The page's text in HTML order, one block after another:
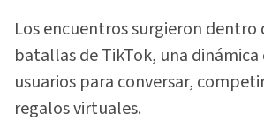
Los encuentros surgieron dentro
batallas de TikTok, una dinámica
usuarios para conversar,
regalos virtuales.